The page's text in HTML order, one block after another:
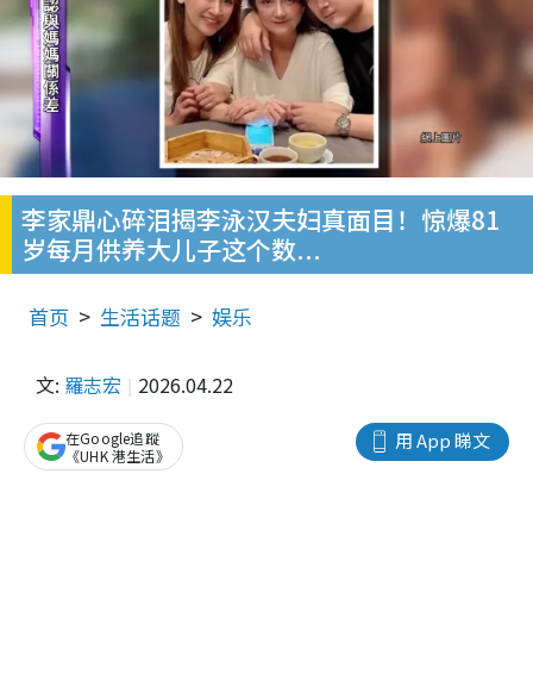
李家鼎心碎泪揭李泳汉夫妇真面目！惊爆81
岁每月供养大儿子这个数...
首页 生活话题 娱乐
文: 羅志宏 2026.04.22
用 App 睇文
在Google追蹤
《UHK 港生活》